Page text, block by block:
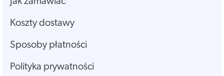
Koszty dostawy
Sposoby płatności
Polityka prywatności